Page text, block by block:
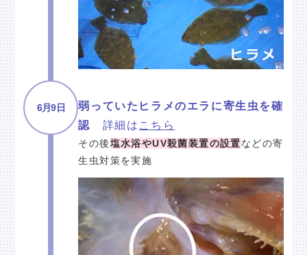
6月9日
弱っていたヒラメのエラに寄生虫を確
認 詳細は こちら
その後塩水浴やUV殺菌装置の設置などの寄
生虫対策を実施